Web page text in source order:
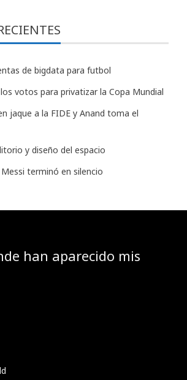
de bigdata para futbol
votos para privatizar la Copa Mundial
jaque a la FIDE y Anand toma el
y diseño del espacio
terminó en silencio
han aparecido mis